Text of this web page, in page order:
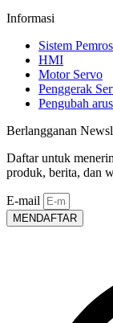
Informasi
Sistem
HMI
Motor Servo
Penggerak
Pengubah arus
Berlangganan
Daftar untuk
produk, berita, dan
E-mail
MENDAFTAR